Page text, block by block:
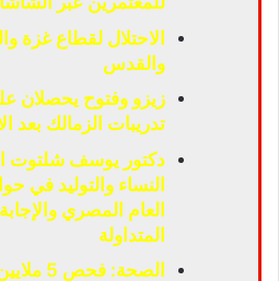
الاحتلال لقطاع غزة
والقدس
زيزو وفتوح يحصلان
تدريبات الزمالك بعد
دكتور يوسف شلتوت
النساء والتوليد في
العام المصري
المتداولة